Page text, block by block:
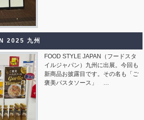
2025 九州
FOOD STYLE JAPAN（フードスタ
イルジャパン）九州に出展。今回も
新商品お披露目です。その名も「ご
褒美パスタソース」 …